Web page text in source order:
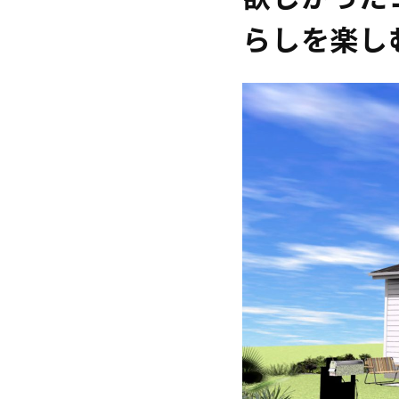
らしを楽し